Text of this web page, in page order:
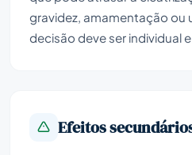
gravidez, amamentação ou
decisão deve ser individual
Efeitos